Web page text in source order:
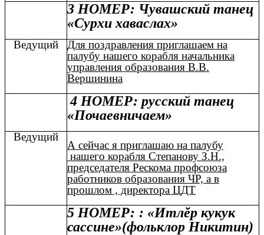
3 НОМЕР: Чувашский танец
«Сурхи хаваслах»
Ведущий
Для поздравления приглашаем на
палубу нашего корабля начальника
управления образования В.В.
Вершинина
4 НОМЕР: русский танец
«Почаевничаем»
Ведущий
А сейчас я приглашаю на палубу
нашего корабля Степанову З.Н.,
председателя Рескома профсоюза
работников образования ЧР, а в
прошлом , директора ЦДТ
5 НОМЕР: : «Итлĕр кукук
сассине»(фольклор Никитин)